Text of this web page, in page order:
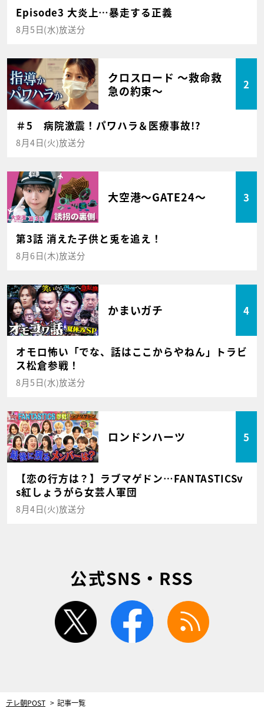
Episode3 大炎上…暴走する正義
8月5日(水)放送分
クロスロード ～救命救
急の約束～
2
＃5 病院激震！パワハラ＆医療事故!?
8月4日(火)放送分
大空港～GATE24～ 3
第3話 消えた子供と兎を追え！
8月6日(木)放送分
かまいガチ 4
オモロ怖い「でな、話はここからやねん」トラビ
ス松倉参戦！
8月5日(水)放送分
ロンドンハーツ 5
【恋の行方は？】ラブマゲドン…FANTASTICSv
s紅しょうがら女芸人軍団
8月4日(火)放送分
公式SNS・RSS
twitter facebook
テレ朝POST 記事一覧